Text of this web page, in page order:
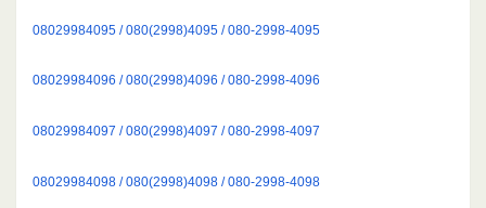
08029984095 / 080(2998)4095 / 080-2998-4095
08029984096 / 080(2998)4096 / 080-2998-4096
08029984097 / 080(2998)4097 / 080-2998-4097
08029984098 / 080(2998)4098 / 080-2998-4098